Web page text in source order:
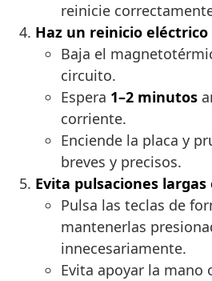
reinicie
Haz un reinicio
Baja el
circuito.
Espera 1–2 minutos
corriente.
Enciende la placa y
breves y precisos.
Evita pulsaciones
Pulsa las teclas de
mantenerlas
innecesariamente.
Evita apoyar la mano